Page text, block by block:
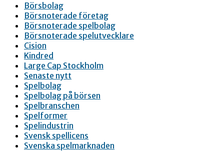
Börsbolag
Börsnoterade företag
Börsnoterade spelbolag
Börsnoterade spelutvecklare
Cision
Kindred
Large Cap Stockholm
Senaste nytt
Spelbolag
Spelbolag på börsen
Spelbranschen
Spelformer
Spelindustrin
Svensk spellicens
Svenska spelmarknaden